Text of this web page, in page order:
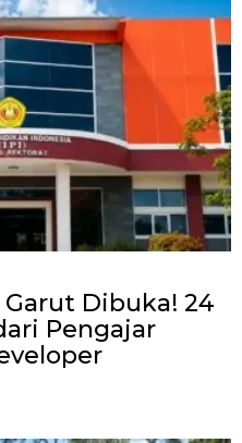
Dibuka! 24
Pengajar